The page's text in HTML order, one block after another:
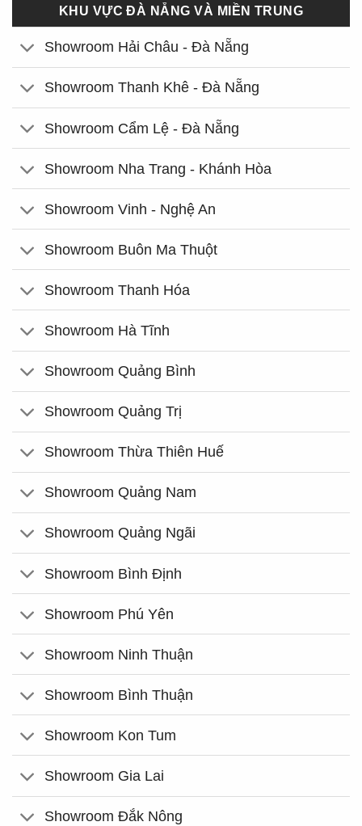
KHU VỰC ĐÀ NẴNG VÀ MIỀN TRUNG
Showroom Hải Châu - Đà Nẵng
Showroom Thanh Khê - Đà Nẵng
Showroom Cẩm Lệ - Đà Nẵng
Showroom Nha Trang - Khánh Hòa
Showroom Vinh - Nghệ An
Showroom Buôn Ma Thuột
Showroom Thanh Hóa
Showroom Hà Tĩnh
Showroom Quảng Bình
Showroom Quảng Trị
Showroom Thừa Thiên Huế
Showroom Quảng Nam
Showroom Quảng Ngãi
Showroom Bình Định
Showroom Phú Yên
Showroom Ninh Thuận
Showroom Bình Thuận
Showroom Kon Tum
Showroom Gia Lai
Showroom Đắk Nông